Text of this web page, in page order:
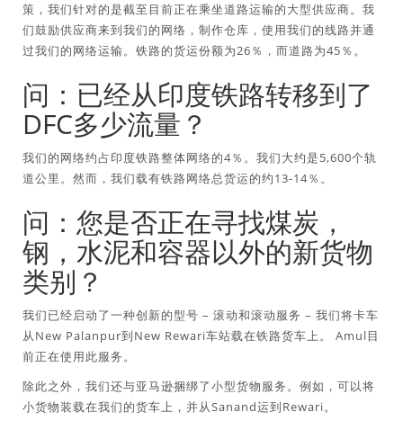
策，我们针对的是截至目前正在乘坐道路运输的大型供应商。我
们鼓励供应商来到我们的网络，制作仓库，使用我们的线路并通
过我们的网络运输。铁路的货运份额为26％，而道路为45％。
问：已经从印度铁路转移到了
DFC多少流量？
我们的网络约占印度铁路整体网络的4％。我们大约是5,600个轨
道公里。然而，我们载有铁路网络总货运的约13-14％。
问：您是否正在寻找煤炭，
钢，水泥和容器以外的新货物
类别？
我们已经启动了一种创新的型号 – 滚动和滚动服务 – 我们将卡车
从New Palanpur到New Rewari车站载在铁路货车上。 Amul目
前正在使用此服务。
除此之外，我们还与亚马逊捆绑了小型货物服务。例如，可以将
小货物装载在我们的货车上，并从Sanand运到Rewari。